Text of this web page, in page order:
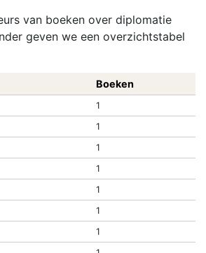
van boeken over diplomatie
geven we een overzichtstabel
Boeken
1
1
1
1
1
1
1